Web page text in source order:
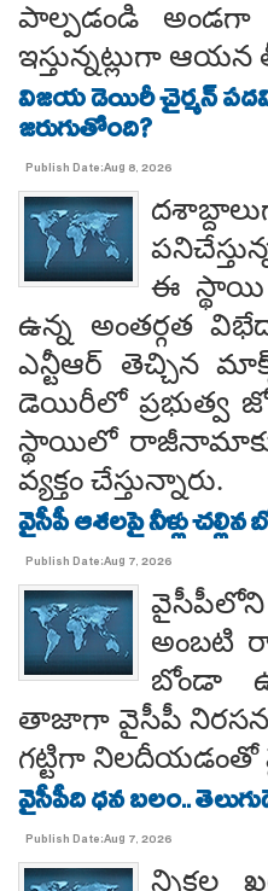
పాల్పడండి అండగా
ఇస్తున్నట్లుగా ఆయన
విజయ డెయిరీ చైర్మన్
జరుగుతోంది?
Publish Date:Aug 8, 2026
ఈ స్థాయి
ఉన్న అంతర్గత
ఎన్టీఆర్ తెచ్చిన
డెయిరీలో ప్రభుత్వ
స్థాయిలో రాజీనామాకు
వ్యక్తం చేస్తున్నారు.
వైసీపీ ఆశలపై నీళ్లు
Publish Date:Aug 7, 2026
అంబటి
బోండా
తాజాగా వైసీపీ
గట్టిగా
వైసీపీది ధన బలం..
Publish Date:Aug 7, 2026
న్నికల